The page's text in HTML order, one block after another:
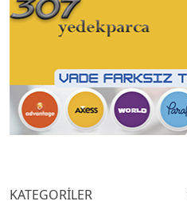
KATEGORİLER